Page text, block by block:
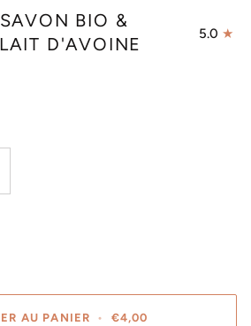
BIO &
D'AVOINE
5.0
AU PANIER • €4,00